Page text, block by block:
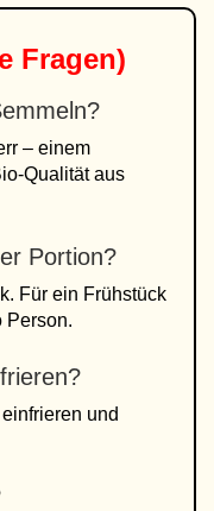
Fragen)
– einem
Qualität aus
Portion?
Für ein Frühstück
Person.
und